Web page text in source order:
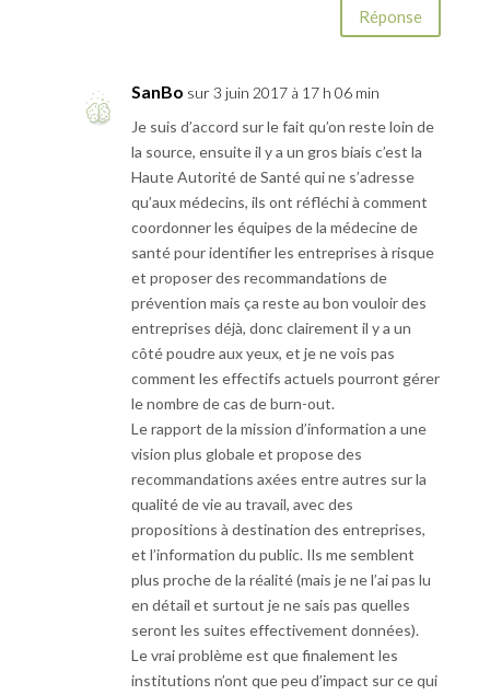
Réponse
SanBo sur 3 juin 2017 à 17 h 06 min
Je suis d’accord sur le fait qu’on reste loin de
la source, ensuite il y a un gros biais c’est la
Haute Autorité de Santé qui ne s’adresse
qu’aux médecins, ils ont réfléchi à comment
coordonner les équipes de la médecine de
santé pour identifier les entreprises à risque
et proposer des recommandations de
prévention mais ça reste au bon vouloir des
entreprises déjà, donc clairement il y a un
côté poudre aux yeux, et je ne vois pas
comment les effectifs actuels pourront gérer
le nombre de cas de burn-out.
Le rapport de la mission d’information a une
vision plus globale et propose des
recommandations axées entre autres sur la
qualité de vie au travail, avec des
propositions à destination des entreprises,
et l’information du public. Ils me semblent
plus proche de la réalité (mais je ne l’ai pas lu
en détail et surtout je ne sais pas quelles
seront les suites effectivement données).
Le vrai problème est que finalement les
institutions n’ont que peu d’impact sur ce qui